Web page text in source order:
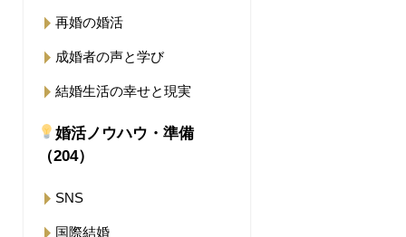
再婚の婚活
成婚者の声と学び
結婚生活の幸せと現実
婚活ノウハウ・準備
（204）
SNS
国際結婚